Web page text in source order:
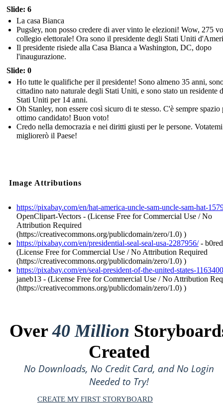
Slide: 6
La casa Bianca
Pugsley, non posso credere di aver vinto le elezioni! Wow, 275
collegio elettorale! Ora sono il presidente degli Stati Uniti
Il presidente risiede alla Casa Bianca a Washington, DC, dopo
l'inaugurazione.
Slide: 0
Ho tutte le qualifiche per il presidente! Sono almeno 35 anni,
cittadino nato naturale degli Stati Uniti, e sono stato un residente
Stati Uniti per 14 anni.
Oh Stanley, non essere così sicuro di te stesso. C'è sempre spazio
ottimo candidato! Buon voto!
Credo nella democrazia e nei diritti giusti per le persone.
migliorerò il Paese!
Image Attributions
https://pixabay.com/en/hat-america-uncle-sam-uncle-sam-hat-
OpenClipart-Vectors - (License Free for Commercial Use / No
Attribution Required
(https://creativecommons.org/publicdomain/zero/1.0) )
https://pixabay.com/en/presidential-seal-seal-usa-2287956/-
(License Free for Commercial Use / No Attribution Required
(https://creativecommons.org/publicdomain/zero/1.0) )
https://pixabay.com/en/seal-president-of-the-united-states-
janeb13 - (License Free for Commercial Use / No Attribution
(https://creativecommons.org/publicdomain/zero/1.0) )
Over40 Million
Created
No Downloads, No Credit Card, and No Login
Needed to Try!
CREATE MY FIRST STORYBOARD